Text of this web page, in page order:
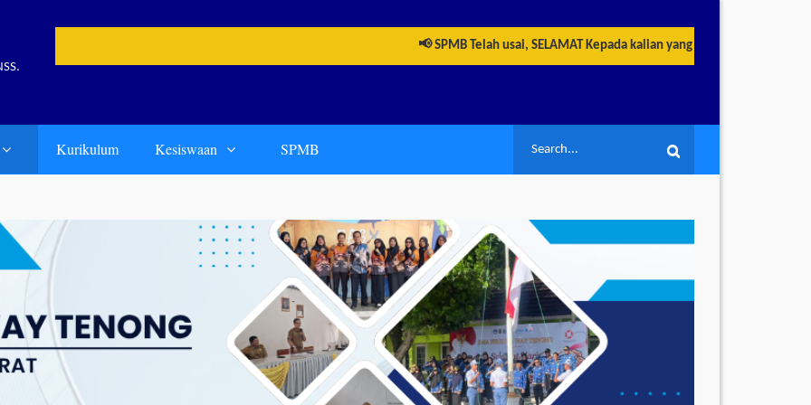
📢 SPMB Telah usai, SELAMAT Kepada kalian yang telah berhasil LULUS
Kurikulum Kesiswaan SPMB Search